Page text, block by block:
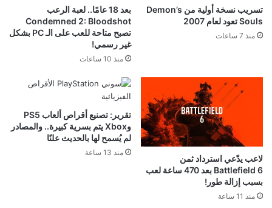
تسريب نسخة أولية من Demon’s
Souls تعود لعام 2007
منذ 7 ساعات
بعد 18 عامًا.. لعبة الرعب
Condemned 2: Bloodshot
تصبح متاحة للعب على الـ PC بشكل
غير رسمي!
منذ 10 ساعات
لاعب يدّعي استرداد ثمن
Battlefield 6 بعد 470 ساعة لعب
بسبب إزالة طور!
منذ 11 ساعة
تقرير: تصنيع أقراص ألعاب PS5
وXbox يتم بسرية كبيرة.. والمصادر
لم يُسمح لها بالحديث علنًا
منذ 13 ساعة